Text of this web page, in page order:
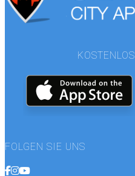
FOLGEN SIE UNS